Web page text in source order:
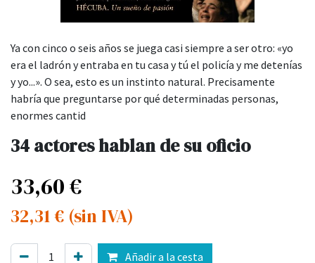
Ya con cinco o seis años se juega casi siempre a ser otro: «yo
era el ladrón y entraba en tu casa y tú el policía y me detenías
y yo...». O sea, esto es un instinto natural. Precisamente
habría que preguntarse por qué determinadas personas,
enormes cantid
34 actores hablan de su oficio
33,60€
32,31€ (sin IVA)
Añadir a la cesta